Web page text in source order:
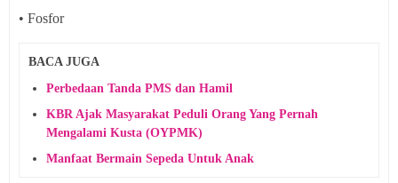
• Fosfor
BACA JUGA
Perbedaan Tanda PMS dan Hamil
KBR Ajak Masyarakat Peduli Orang Yang Pernah
Mengalami Kusta (OYPMK)
Manfaat Bermain Sepeda Untuk Anak